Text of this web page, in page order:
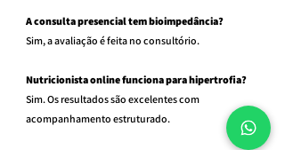
A consulta presencial tem bioimpedância?
Sim, a avaliação é feita no consultório.
Nutricionista online funciona para hipertrofia?
Sim. Os resultados são excelentes com
acompanhamento estruturado.